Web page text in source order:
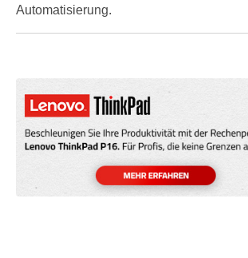
Automatisierung.